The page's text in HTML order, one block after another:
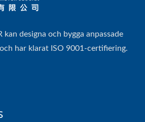
kan designa och bygga anpassade
har klarat ISO 9001-certifiering.